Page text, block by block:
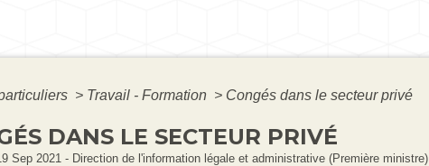
> Travail - Formation > Congés dans le secteur privé
DANS LE SECTEUR PRIVÉ
Sep 2021 - Direction de l'information légale et administrative (Première ministre)